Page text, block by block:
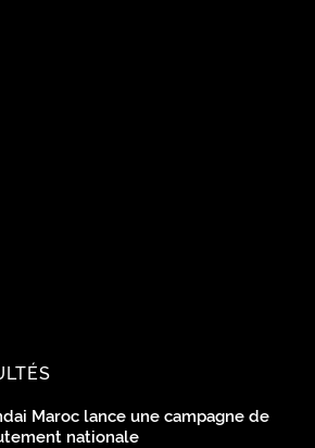
Maroc lance une campagne de
nationale